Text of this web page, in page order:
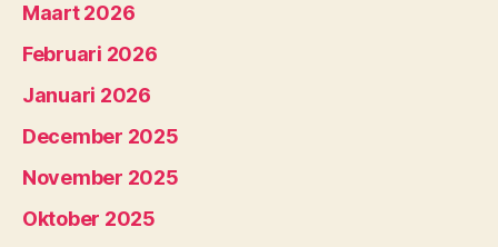
Maart 2026
Februari 2026
Januari 2026
December 2025
November 2025
Oktober 2025